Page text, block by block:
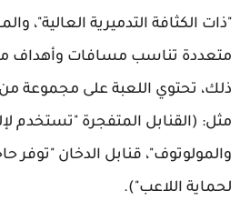
"ذات الكثافة التدميرية العالية"،
متعددة تناسب مسافات وأهداف
ذلك، تحتوي اللعبة على مجموعة من
مثل: (القنابل المتفجرة "تستخدم
والمولوتوف"، قنابل الدخان "توفر
لحماية اللاعب").